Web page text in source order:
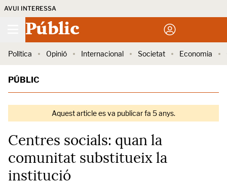
AVUI INTERESSA
Públic
Política Opinió Internacional Societat Economia
PÚBLIC
Aquest article es va publicar fa 5 anys.
Centres socials: quan la
comunitat substitueix la
institució